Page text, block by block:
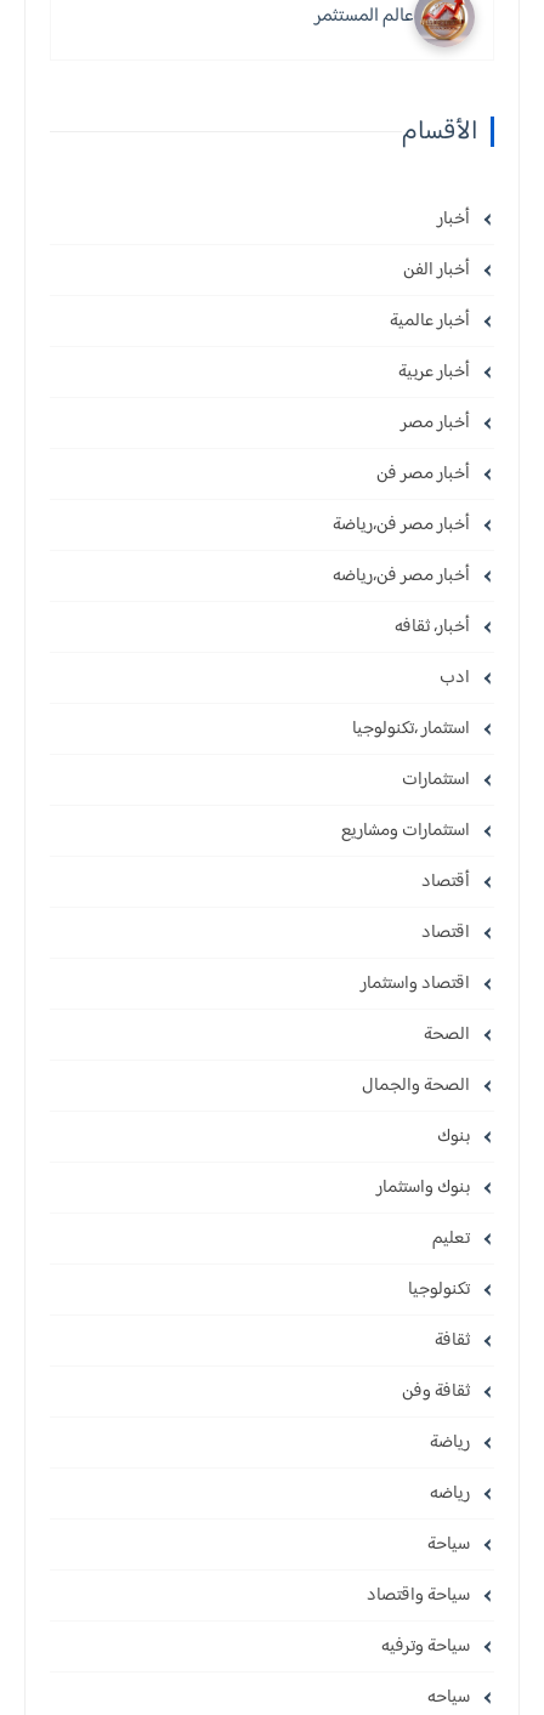
عالم المستثمر
الأقسام
أخبار
أخبار الفن
أخبار عالمية
أخبار عربية
أخبار مصر
أخبار مصر فن
أخبار مصر فن،رياضة
أخبار مصر فن،رياضه
أخبار، ثقافه
ادب
استثمار ،تكنولوجيا
استثمارات
استثمارات ومشاريع
أقتصاد
اقتصاد
اقتصاد واستثمار
الصحة
الصحة والجمال
بنوك
بنوك واستثمار
تعليم
تكنولوجيا
ثقافة
ثقافة وفن
رياضة
رياضه
سياحة
سياحة واقتصاد
سياحة وترفيه
سياحه